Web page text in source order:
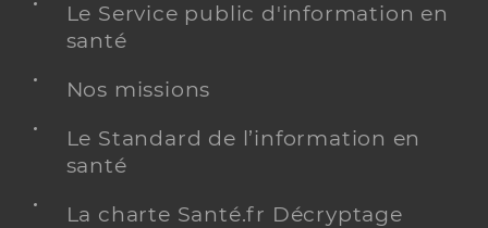
Le Service public d'information en
santé
Nos missions
Le Standard de l’information en
santé
La charte Santé.fr Décryptage